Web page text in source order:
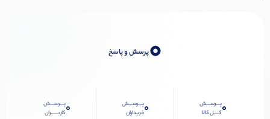
0پرسش و پاسخ
0پـــرســـش
کــــل کالا
0پـــرســـش
خریداران
0پـــرســـش
کاربـــــران